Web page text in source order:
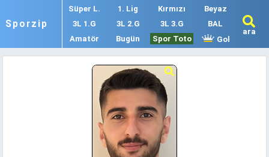
Sporzip
Süper L. 1. Lig Kırmızı
Beyaz
3L 1.G
3L 2.G 3L 3.G
BAL
Amatör
Bugün Spor Toto Gol
ara